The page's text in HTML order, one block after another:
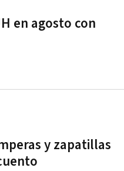
en agosto con
y zapatillas